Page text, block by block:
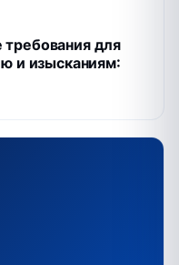
для
и изысканиям: